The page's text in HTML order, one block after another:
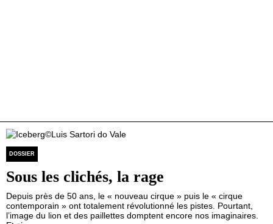
DOSSIER
Sous les clichés, la rage
Depuis près de 50 ans, le « nouveau cirque » puis le « cirque
contemporain » ont totalement révolutionné les pistes. Pourtant,
l’image du lion et des paillettes domptent encore nos imaginaires.